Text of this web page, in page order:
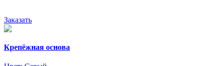
Заказать
Крепёжная основа